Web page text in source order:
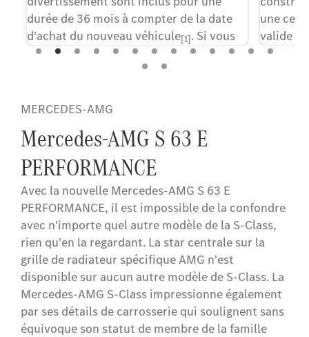
durée de 36 mois à compter de la date
d'achat du nouveau véhicule[1]. Si vous
souhaitez acheter les extras numériques
pour la première fois ou continuer à
numériques après l'expiration de cette
quelques clics dans le Mercedes me
Store.
[1] Équipement optionnel selon la configuration.
une
valide
prêt à
lorsque le
[3]La
DRIVE
MERCEDES-AMG
Mercedes-AMG S 63 E
PERFORMANCE
Avec la nouvelle Mercedes-AMG S 63 E
PERFORMANCE, il est impossible de la confondre
avec n'importe quel autre modèle de la S-Class,
rien qu'en la regardant. La star centrale sur la
grille de radiateur spécifique AMG n'est
disponible sur aucun autre modèle de S-Class. La
Mercedes-AMG S-Class impressionne également
par ses détails de carrosserie qui soulignent sans
équivoque son statut de membre de la famille